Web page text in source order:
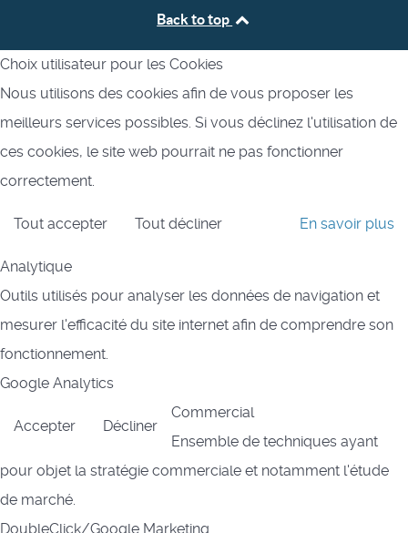
Back to top
Choix utilisateur pour les Cookies
Nous utilisons des cookies afin de vous proposer les
meilleurs services possibles. Si vous déclinez l'utilisation de
ces cookies, le site web pourrait ne pas fonctionner
correctement.
Tout accepter Tout décliner En savoir plus
Analytique
Outils utilisés pour analyser les données de navigation et
mesurer l'efficacité du site internet afin de comprendre son
fonctionnement.
Google Analytics
Accepter Décliner
Commercial
Ensemble de techniques ayant
pour objet la stratégie commerciale et notamment l'étude
de marché.
DoubleClick/Google Marketing